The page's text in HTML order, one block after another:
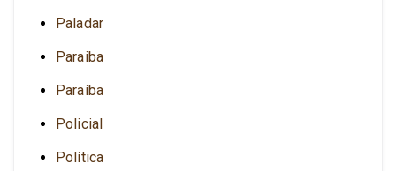
Paladar
Paraiba
Paraíba
Policial
Política